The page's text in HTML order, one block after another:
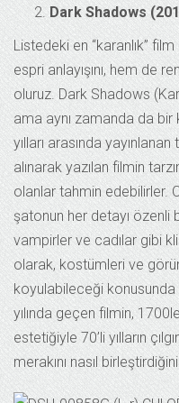
Dark Shadows
Listedeki en “karanlık”
espri anlayışını, hem de
oluruz. Dark Shadows
ama aynı zamanda da bir
yılları arasında
alınarak yazılan filmin
olanlar tahmin edebilirler.
şatonun her detayı
vampirler ve cadılar gibi
olarak, kostümleri ve
koyulabileceği
yılında geçen filmin,
estetiğiyle 70’li yılların
merakını nasıl